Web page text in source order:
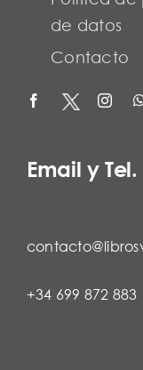
de datos
Contacto
Email y
+34 699 872 883